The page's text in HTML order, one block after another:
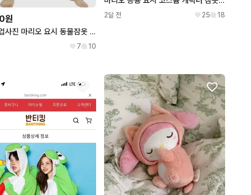
원
졸사 졸업사진 마리오 요시 동물잠옷 컨셉 대여 해적 영국 대만 교복
7 10
2달 전 25 18